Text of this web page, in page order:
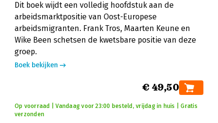
Dit boek wijdt een volledig hoofdstuk aan de
arbeidsmarktpositie van Oost-Europese
arbeidsmigranten. Frank Tros, Maarten Keune en
Wike Been schetsen de kwetsbare positie van deze
groep.
Boek bekijken
€ 49,50
Op voorraad | Vandaag voor 23:00 besteld, vrijdag in huis | Gratis
verzonden